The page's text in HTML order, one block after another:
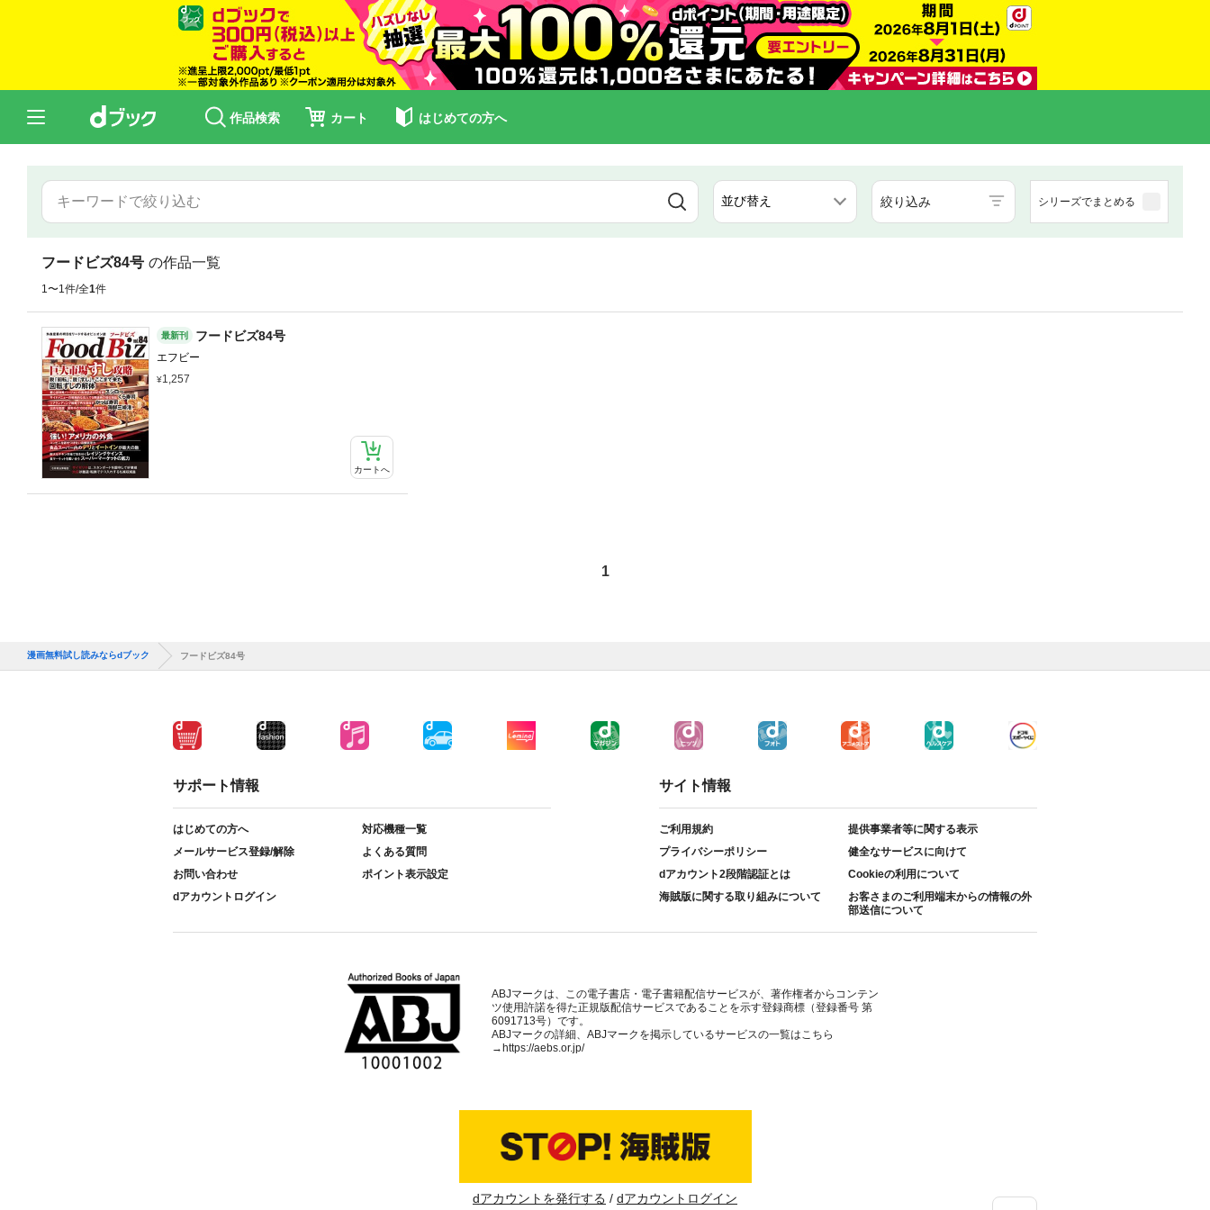
作品検索 カート はじめての方へ
絞り込み シリーズでまとめる
フードビズ84号 の作品一覧
1〜1件/全1件
最新刊 フードビズ84号
エフビー
1,257
カートへ
1
漫画無料試し読みならdブック フードビズ84号
サポート情報
はじめての方へ
対応機種一覧
メールサービス登録/解除
よくある質問
お問い合わせ
ポイント表示設定
dアカウントログイン
サイト情報
ご利用規約
提供事業者等に関する表示
プライバシーポリシー
健全なサービスに向けて
dアカウント2段階認証とは
Cookieの利用について
海賊版に関する取り組みについて
お客さまのご利用端末からの情報の外
部送信について
ABJマークは、この電子書店・電子書籍配信サービスが、著作権者からコンテン
ツ使用許諾を得た正規版配信サービスであることを示す登録商標（登録番号 第
6091713号）です。
ABJマークの詳細、ABJマークを掲示しているサービスの一覧はこちら
→https://aebs.or.jp/
dアカウントを発行する dアカウントログイン